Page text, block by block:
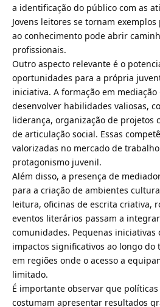
a identificação do público com as
Jovens leitores se tornam
ao conhecimento pode abrir
profissionais.
Outro aspecto relevante é o
oportunidades para a própria
iniciativa. A formação em
desenvolver habilidades valiosas,
liderança, organização de projetos
de articulação social. Essas
valorizadas no mercado de
protagonismo juvenil.
Além disso, a presença de
para a criação de ambientes
leitura, oficinas de escrita criativa,
eventos literários passam a
comunidades. Pequenas
impactos significativos ao longo
em regiões onde o acesso a
limitado.
É importante observar que
costumam apresentar resultados